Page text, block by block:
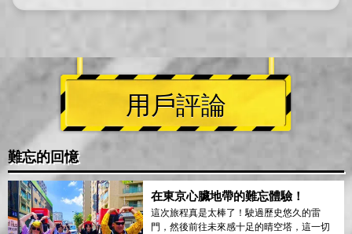
用戶評論
難忘的回憶
在東京心臟地帶的難忘體驗！
這次旅程真是太棒了！駛過歷史悠久的雷
門，然後前往未來感十足的晴空塔，這一切